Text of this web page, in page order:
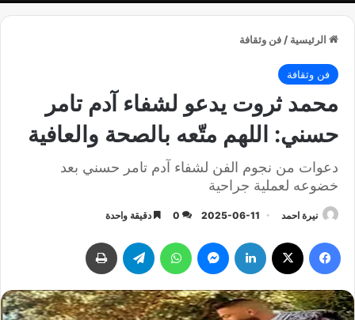
الرئيسية / فن وثقافة
فن وثقافة
محمد ثروت يدعو لشفاء آدم تامر
حسني: اللهم متّعه بالصحة والعافية
دعوات من نجوم الفن لشفاء آدم تامر حسني بعد
خضوعه لعملية جراحية
نيرة احمد 2025-06-11
0 دقيقة واحدة